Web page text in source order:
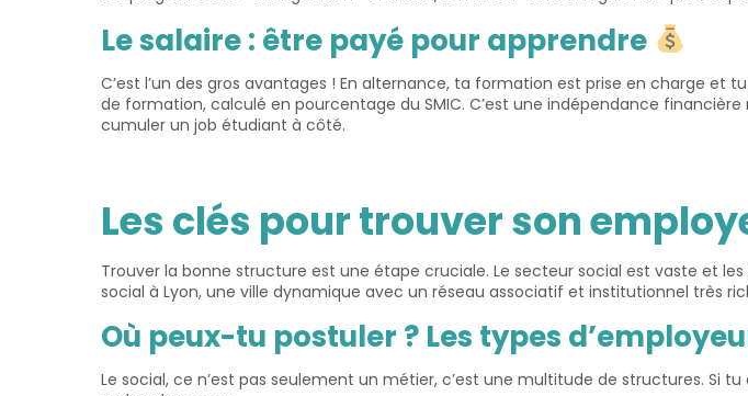
Le salaire : être payé pour apprendre
C’est l’un des gros avantages ! En alternance, ta formation est prise en charge
de formation, calculé en pourcentage du SMIC. C’est une indépendance
cumuler un job étudiant à côté.
Les clés pour trouver son
Trouver la bonne structure est une étape cruciale. Le secteur social est vaste et
social à Lyon, une ville dynamique avec un réseau associatif et institutionnel très
Où peux-tu postuler ? Les types
Le social, ce n’est pas seulement un métier, c’est une multitude de structures. Si